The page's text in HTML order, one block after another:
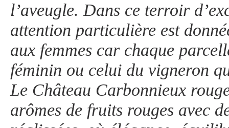
l’aveugle. Dans ce terroir
attention particulière est
aux femmes car chaque
féminin ou celui du vigneron
Le Château Carbonnieux
arômes de fruits rouges avec